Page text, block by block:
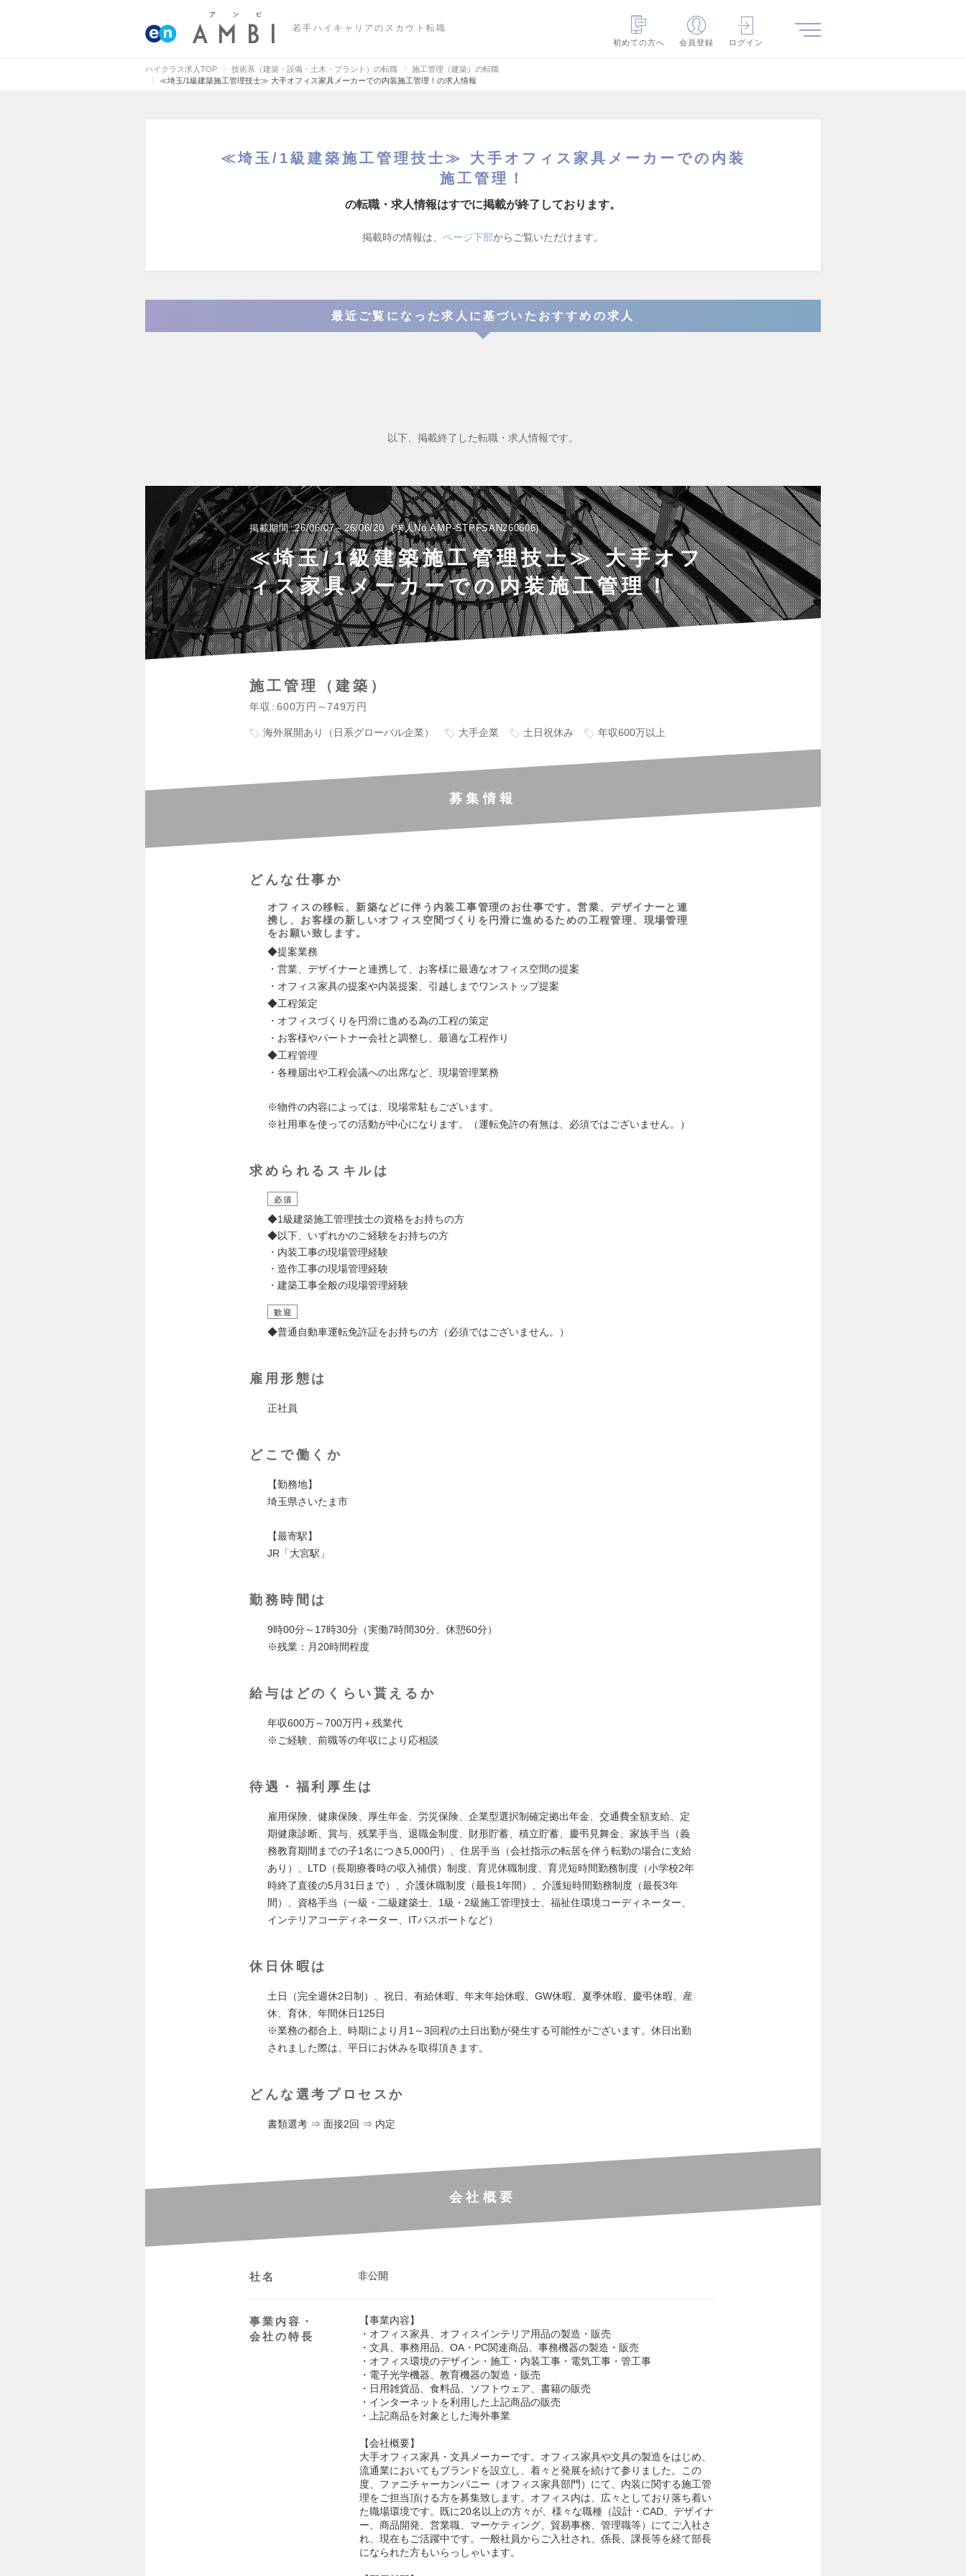
若手ハイキャリアのスカウト転職
初めての方へ
会員登録 ログイン
ハイクラス求人TOP 技術系（建築・設備・土木・プラント）の転職
施工管理（建築）の転職
≪埼玉/1級建築施工管理技士≫ 大手オフィス家具メーカーでの内装施工管理！の求人情報
≪埼玉/1級建築施工管理技士≫ 大手オフィス家具メーカーでの内装
施工管理！
の転職・求人情報はすでに掲載が終了しております。
掲載時の情報は、 ページ下部からご覧いただけます。
最近ご覧になった求人に基づいたおすすめの求人
以下、掲載終了した転職・求人情報です。
掲載期間 26/06/07～26/06/20 求人No.AMP-STPFSAN260606
≪埼玉/1級建築施工管理技士≫ 大手オフ
ィス家具メーカーでの内装施工管理！
施工管理（建築）
年収 600万円～749万円
海外展開あり（日系グローバル企業） 大手企業 土日祝休み 年収600万以上
募集情報
どんな仕事か
オフィスの移転、新築などに伴う内装工事管理のお仕事です。営業、デザイナーと連
携し、お客様の新しいオフィス空間づくりを円滑に進めるための工程管理、現場管理
をお願い致します。
◆提案業務
・営業、デザイナーと連携して、お客様に最適なオフィス空間の提案
・オフィス家具の提案や内装提案、引越しまでワンストップ提案
◆工程策定
・オフィスづくりを円滑に進める為の工程の策定
・お客様やパートナー会社と調整し、最適な工程作り
◆工程管理
・各種届出や工程会議への出席など、現場管理業務
※物件の内容によっては、現場常駐もございます。
※社用車を使っての活動が中心になります。（運転免許の有無は、必須ではございません。）
求められるスキルは
必須
◆1級建築施工管理技士の資格をお持ちの方
◆以下、いずれかのご経験をお持ちの方
・内装工事の現場管理経験
・造作工事の現場管理経験
・建築工事全般の現場管理経験
歓迎
◆普通自動車運転免許証をお持ちの方（必須ではございません。）
雇用形態は
正社員
どこで働くか
【勤務地】
埼玉県さいたま市
【最寄駅】
JR「大宮駅」
勤務時間は
9時00分～17時30分（実働7時間30分、休憩60分）
※残業：月20時間程度
給与はどのくらい貰えるか
年収600万～700万円＋残業代
※ご経験、前職等の年収により応相談
待遇・福利厚生は
雇用保険、健康保険、厚生年金、労災保険、企業型選択制確定拠出年金、交通費全額支給、定
期健康診断、賞与、残業手当、退職金制度、財形貯蓄、積立貯蓄、慶弔見舞金、家族手当（義
務教育期間までの子1名につき5,000円）、住居手当（会社指示の転居を伴う転勤の場合に支給
あり）、LTD（長期療養時の収入補償）制度、育児休職制度、育児短時間勤務制度（小学校2年
時終了直後の5月31日まで）、介護休職制度（最長1年間）、介護短時間勤務制度（最長3年
間）、資格手当（一級・二級建築士、1級・2級施工管理技士、福祉住環境コーディネーター、
インテリアコーディネーター、ITパスポートなど）
休日休暇は
土日（完全週休2日制）、祝日、有給休暇、年末年始休暇、GW休暇、夏季休暇、慶弔休暇、産
休、育休、年間休日125日
※業務の都合上、時期により月1～3回程の土日出勤が発生する可能性がございます。休日出勤
されました際は、平日にお休みを取得頂きます。
どんな選考プロセスか
書類選考 ⇒ 面接2回 ⇒ 内定
会社概要
社名 非公開
事業内容・
会社の特長
【事業内容】
・オフィス家具、オフィスインテリア用品の製造・販売
・文具、事務用品、OA・PC関連商品、事務機器の製造・販売
・オフィス環境のデザイン・施工・内装工事・電気工事・管工事
・電子光学機器、教育機器の製造・販売
・日用雑貨品、食料品、ソフトウェア、書籍の販売
・インターネットを利用した上記商品の販売
・上記商品を対象とした海外事業
【会社概要】
大手オフィス家具・文具メーカーです。オフィス家具や文具の製造をはじめ、
流通業においてもブランドを設立し、着々と発展を続けて参りました。この
度、ファニチャーカンパニー（オフィス家具部門）にて、内装に関する施工管
理をご担当頂ける方を募集致します。オフィス内は、広々としており落ち着い
た職場環境です。既に20名以上の方々が、様々な職種（設計・CAD、デザイナ
ー、商品開発、営業職、マーケティング、貿易事務、管理職等）にてご入社さ
れ、現在もご活躍中です。一般社員からご入社され、係長、課長等を経て部長
になられた方もいらっしゃいます。